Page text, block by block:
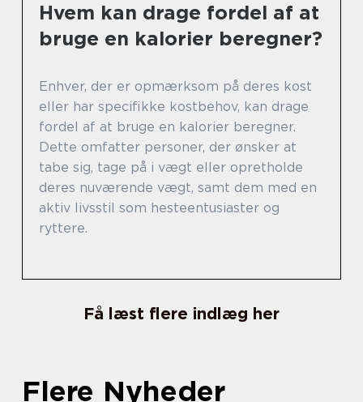
Hvem kan drage fordel af at
bruge en kalorier beregner?
Enhver, der er opmærksom på deres kost
eller har specifikke kostbehov, kan drage
fordel af at bruge en kalorier beregner.
Dette omfatter personer, der ønsker at
tabe sig, tage på i vægt eller opretholde
deres nuværende vægt, samt dem med en
aktiv livsstil som hesteentusiaster og
ryttere.
Få læst flere indlæg her
Flere Nyheder